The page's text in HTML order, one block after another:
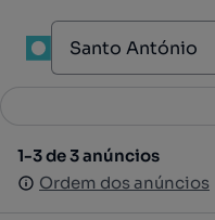
1-3 de 3 anúncios
Ordem dos anúncios
1-3 de 3 anúncios
Ordem dos anúncios